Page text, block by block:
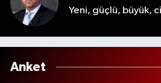
Yeni, güçlü, büyük,
Anket